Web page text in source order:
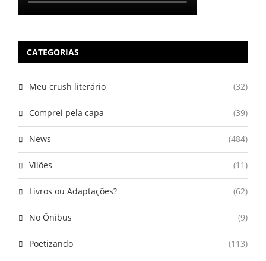
CATEGORIAS
Meu crush literário (32)
Comprei pela capa (39)
News (484)
Vilões (11)
Livros ou Adaptações? (62)
No Ônibus (9)
Poetizando (113)